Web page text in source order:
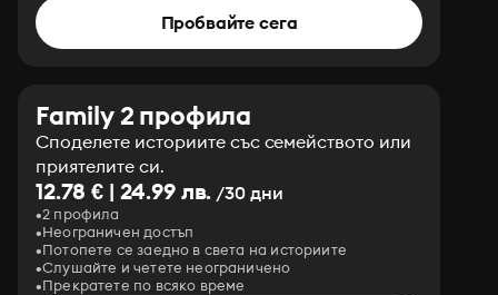
Пробвайте сега
Family 2 профила
Споделете историите със семейството или
приятелите си.
12.78 € | 24.99 лв. /30 дни
2 профила
Неограничен достъп
Потопете се заедно в света на историите
Слушайте и четете неограничено
Прекратете по всяко време